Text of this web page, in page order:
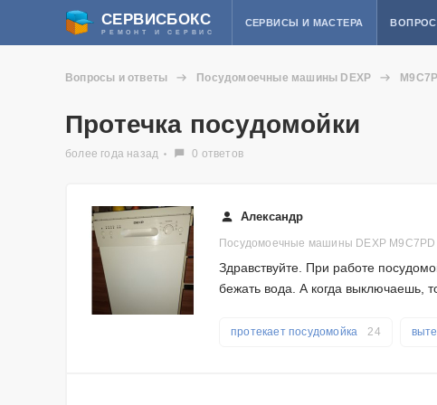
СЕРВИСБОКС
РЕМОНТ И СЕРВИС
СЕРВИСЫ И МАСТЕРА
Вопросы и ответы Посудомоечные машины DEXP
Протечка посудомойки
более года назад 0 ответов
Александр
Посудомоечные машины DEXP M9C7PD
Здравствуйте. При работе
бежать вода. А когда выключаешь,
протекает посудомойка 24